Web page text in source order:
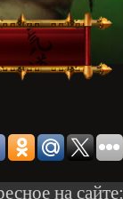
на сайте: